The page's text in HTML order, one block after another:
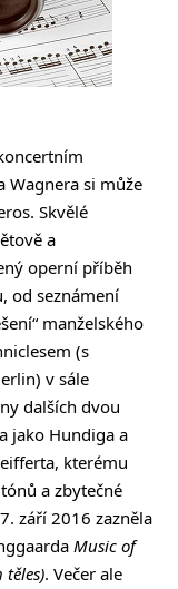
Wagnera si může
Skvělé
a
operní příběh
od seznámení
manželského
(s
v sále
dalších dvou
jako Hundiga a
kterému
a zbytečné
září 2016 zazněla
Music of
těles). Večer ale